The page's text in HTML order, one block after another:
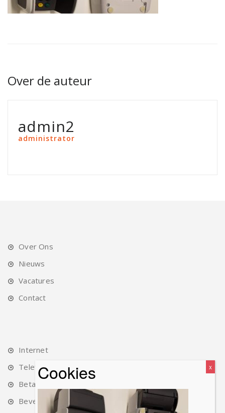
Over de auteur
admin2
administrator
Over Ons
Nieuws
Vacatures
Contact
Internet
Telefonie
Betalingen
Beveiliging